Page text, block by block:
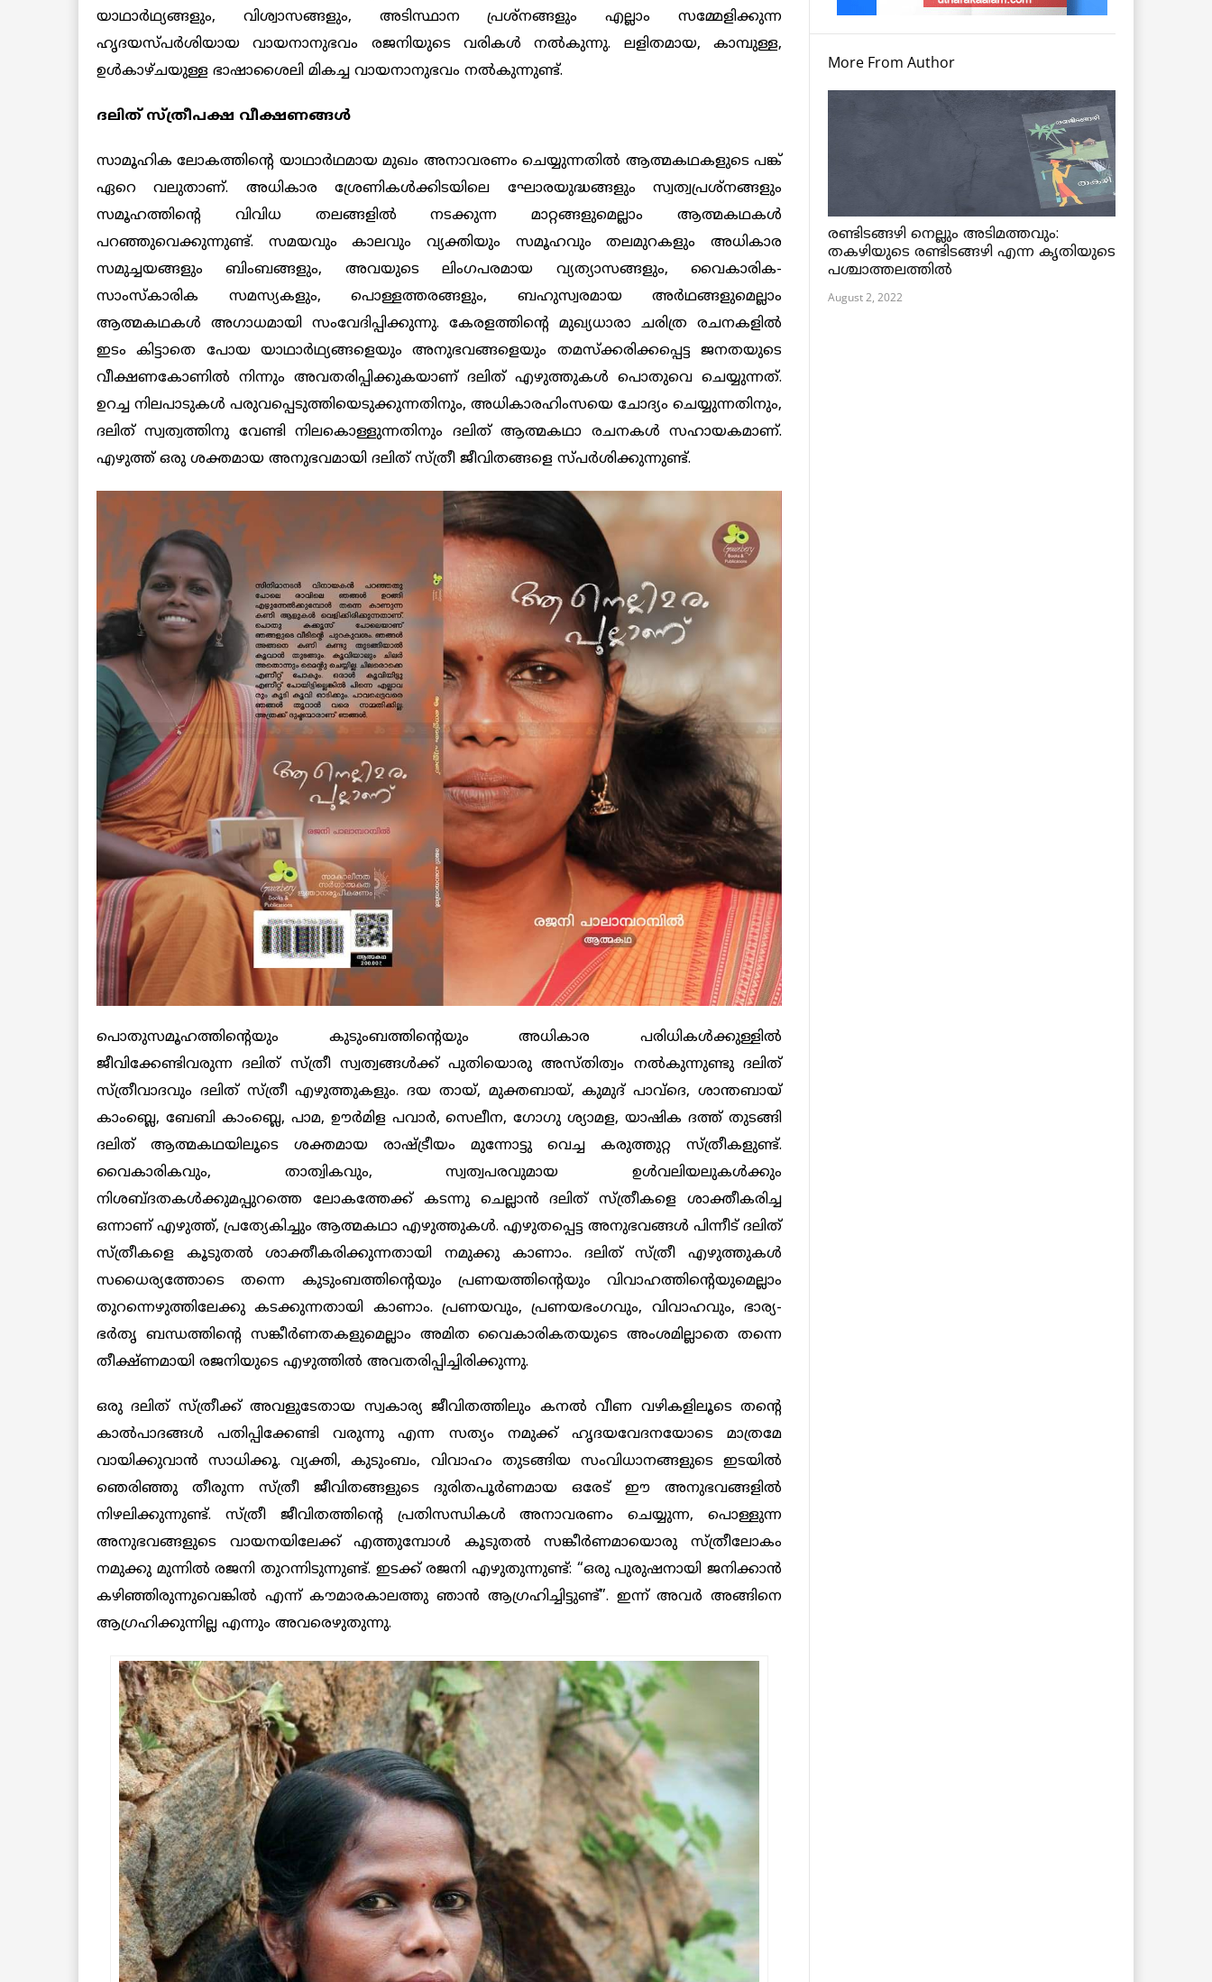
യാഥാർഥ്യങ്ങളും, വിശ്വാസങ്ങളും, അടിസ്ഥാന പ്രശ്നങ്ങളും എല്ലാം സമ്മേളിക്കുന്ന
ഹൃദയസ്പർശിയായ വായനാനുഭവം രജനിയുടെ വരികൾ നൽകുന്നു. ലളിതമായ, കാമ്പുള്ള,
ഉൾകാഴ്ചയുള്ള ഭാഷാശൈലി മികച്ച വായനാനുഭവം നൽകുന്നുണ്ട്.
ദലിത് സ്ത്രീപക്ഷ വീക്ഷണങ്ങൾ
സാമൂഹിക ലോകത്തിന്റെ യാഥാർഥമായ മുഖം അനാവരണം ചെയ്യുന്നതിൽ ആത്മകഥകളുടെ പങ്ക്
ഏറെ വലുതാണ്. അധികാര ശ്രേണികൾക്കിടയിലെ ഘോരയുദ്ധങ്ങളും സ്വത്വപ്രശ്നങ്ങളും
സമൂഹത്തിന്റെ വിവിധ തലങ്ങളിൽ നടക്കുന്ന മാറ്റങ്ങളുമെല്ലാം ആത്മകഥകൾ
പറഞ്ഞുവെക്കുന്നുണ്ട്. സമയവും കാലവും വ്യക്തിയും സമൂഹവും തലമുറകളും അധികാര
സമുച്ചയങ്ങളും ബിംബങ്ങളും, അവയുടെ ലിംഗപരമായ വ്യത്യാസങ്ങളും, വൈകാരിക-
സാംസ്‌കാരിക സമസ്യകളും, പൊള്ളത്തരങ്ങളും, ബഹുസ്വരമായ അർഥങ്ങളുമെല്ലാം
ആത്മകഥകൾ അഗാധമായി സംവേദിപ്പിക്കുന്നു. കേരളത്തിന്റെ മുഖ്യധാരാ ചരിത്ര രചനകളിൽ
ഇടം കിട്ടാതെ പോയ യാഥാർഥ്യങ്ങളെയും അനുഭവങ്ങളെയും തമസ്ക്കരിക്കപ്പെട്ട ജനതയുടെ
വീക്ഷണകോണിൽ നിന്നും അവതരിപ്പിക്കുകയാണ് ദലിത് എഴുത്തുകൾ പൊതുവെ ചെയ്യുന്നത്.
ഉറച്ച നിലപാടുകൾ പരുവപ്പെടുത്തിയെടുക്കുന്നതിനും, അധികാരഹിംസയെ ചോദ്യം ചെയ്യുന്നതിനും,
ദലിത് സ്വത്വത്തിനു വേണ്ടി നിലകൊള്ളുന്നതിനും ദലിത് ആത്മകഥാ രചനകൾ സഹായകമാണ്.
എഴുത്ത് ഒരു ശക്തമായ അനുഭവമായി ദലിത് സ്ത്രീ ജീവിതങ്ങളെ സ്പർശിക്കുന്നുണ്ട്.
പൊതുസമൂഹത്തിന്റെയും കുടുംബത്തിന്റെയും അധികാര പരിധികൾക്കുള്ളിൽ
ജീവിക്കേണ്ടിവരുന്ന ദലിത് സ്ത്രീ സ്വത്വങ്ങൾക്ക് പുതിയൊരു അസ്തിത്വം നൽകുന്നുണ്ടു ദലിത്
സ്ത്രീവാദവും ദലിത് സ്ത്രീ എഴുത്തുകളും. ദയ തായ്, മുക്തബായ്, കുമുദ് പാവ്‌ദെ, ശാന്തബായ്
കാംബ്ലെ, ബേബി കാംബ്ലെ, പാമ, ഊർമിള പവാർ, സെലീന, ഗോഗു ശ്യാമള, യാഷിക ദത്ത് തുടങ്ങി
ദലിത് ആത്മകഥയിലൂടെ ശക്തമായ രാഷ്ട്രീയം മുന്നോട്ടു വെച്ച കരുത്തുറ്റ സ്ത്രീകളുണ്ട്.
വൈകാരികവും, താത്വികവും, സ്വത്വപരവുമായ ഉൾവലിയലുകൾക്കും
നിശബ്ദതകൾക്കുമപ്പുറത്തെ ലോകത്തേക്ക് കടന്നു ചെല്ലാൻ ദലിത് സ്ത്രീകളെ ശാക്തീകരിച്ച
ഒന്നാണ് എഴുത്ത്, പ്രത്യേകിച്ചും ആത്മകഥാ എഴുത്തുകൾ. എഴുതപ്പെട്ട അനുഭവങ്ങൾ പിന്നീട് ദലിത്
സ്ത്രീകളെ കൂടുതൽ ശാക്തീകരിക്കുന്നതായി നമുക്കു കാണാം. ദലിത് സ്ത്രീ എഴുത്തുകൾ
സധൈര്യത്തോടെ തന്നെ കുടുംബത്തിന്റെയും പ്രണയത്തിന്റെയും വിവാഹത്തിന്റെയുമെല്ലാം
തുറന്നെഴുത്തിലേക്കു കടക്കുന്നതായി കാണാം. പ്രണയവും, പ്രണയഭംഗവും, വിവാഹവും, ഭാര്യ-
ഭർതൃ ബന്ധത്തിന്റെ സങ്കീർണതകളുമെല്ലാം അമിത വൈകാരികതയുടെ അംശമില്ലാതെ തന്നെ
തീക്ഷ്‌ണമായി രജനിയുടെ എഴുത്തിൽ അവതരിപ്പിച്ചിരിക്കുന്നു.
ഒരു ദലിത് സ്ത്രീക്ക് അവളുടേതായ സ്വകാര്യ ജീവിതത്തിലും കനൽ വീണ വഴികളിലൂടെ തന്റെ
കാൽപാദങ്ങൾ പതിപ്പിക്കേണ്ടി വരുന്നു എന്ന സത്യം നമുക്ക് ഹൃദയവേദനയോടെ മാത്രമേ
വായിക്കുവാൻ സാധിക്കൂ. വ്യക്തി, കുടുംബം, വിവാഹം തുടങ്ങിയ സംവിധാനങ്ങളുടെ ഇടയിൽ
ഞെരിഞ്ഞു തീരുന്ന സ്ത്രീ ജീവിതങ്ങളുടെ ദുരിതപൂർണമായ ഒരേട് ഈ അനുഭവങ്ങളിൽ
നിഴലിക്കുന്നുണ്ട്. സ്ത്രീ ജീവിതത്തിന്റെ പ്രതിസന്ധികൾ അനാവരണം ചെയ്യുന്ന, പൊള്ളുന്ന
അനുഭവങ്ങളുടെ വായനയിലേക്ക് എത്തുമ്പോൾ കൂടുതൽ സങ്കീർണമായൊരു സ്ത്രീലോകം
നമുക്കു മുന്നിൽ രജനി തുറന്നിടുന്നുണ്ട്. ഇടക്ക് രജനി എഴുതുന്നുണ്ട്: “ഒരു പുരുഷനായി ജനിക്കാൻ
കഴിഞ്ഞിരുന്നുവെങ്കിൽ എന്ന് കൗമാരകാലത്തു ഞാൻ ആഗ്രഹിച്ചിട്ടുണ്ട്”. ഇന്ന് അവർ അങ്ങിനെ
ആഗ്രഹിക്കുന്നില്ല എന്നും അവരെഴുതുന്നു.
More From Author
രണ്ടിടങ്ങഴി നെല്ലും അടിമത്തവും:
തകഴിയുടെ രണ്ടിടങ്ങഴി എന്ന കൃതിയുടെ
പശ്ചാത്തലത്തിൽ
August 2, 2022